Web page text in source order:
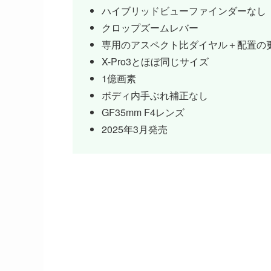
ハイブリッドビューファインダーなし
クロップズームレバー
専用のアスペクト比ダイヤル＋配置の
X-Pro3とほぼ同じサイズ
1億画素
ボディ内手ぶれ補正なし
GF35mm F4レンズ
2025年3月発売